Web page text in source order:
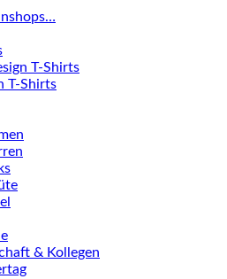
T-Shirts
T-Shirts
& Kollegen